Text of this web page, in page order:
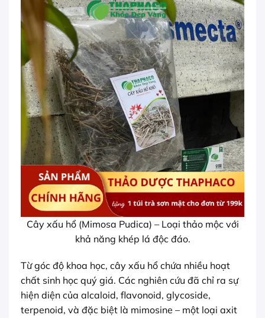
Cây xấu hổ (Mimosa Pudica) – Loại thảo mộc với
khả năng khép lá độc đáo.
Từ góc độ khoa học, cây xấu hổ chứa nhiều hoạt
chất sinh học quý giá. Các nghiên cứu đã chỉ ra sự
hiện diện của alcaloid, flavonoid, glycoside,
terpenoid, và đặc biệt là mimosine – một loại axit